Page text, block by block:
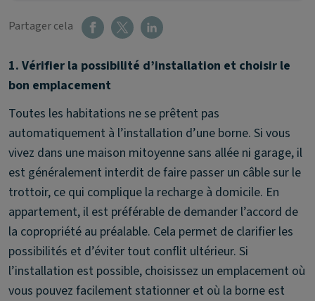
Partager cela
1. Vérifier la possibilité d’installation et choisir le
bon emplacement
Toutes les habitations ne se prêtent pas
automatiquement à l’installation d’une borne. Si vous
vivez dans une maison mitoyenne sans allée ni garage, il
est généralement interdit de faire passer un câble sur le
trottoir, ce qui complique la recharge à domicile. En
appartement, il est préférable de demander l’accord de
la copropriété au préalable. Cela permet de clarifier les
possibilités et d’éviter tout conflit ultérieur. Si
l’installation est possible, choisissez un emplacement où
vous pouvez facilement stationner et où la borne est